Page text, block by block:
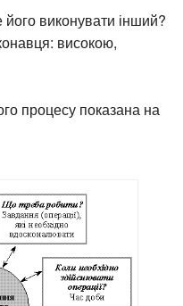
виконувати інший?
високою,
процесу показана на